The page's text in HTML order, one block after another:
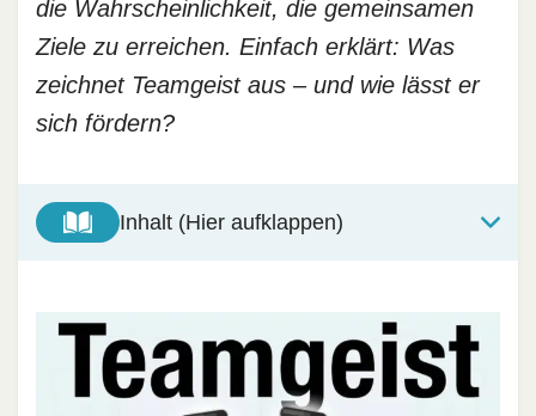
die Wahrscheinlichkeit, die gemeinsamen
Ziele zu erreichen. Einfach erklärt: Was
zeichnet Teamgeist aus – und wie lässt er
sich fördern?
Inhalt (Hier aufklappen)